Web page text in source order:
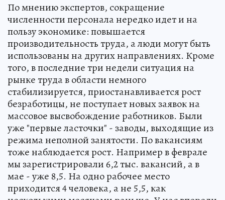
По мнению экспертов, сокращение
численности персонала нередко идет и на
пользу экономике: повышается
производительность труда, а люди могут быть
использованы на других направлениях. Кроме
того, в последние три недели ситуация на
рынке труда в области немного
стабилизируется, приостанавливается рост
безработицы, не поступает новых заявок на
массовое высвобождение работников. Были
уже "первые ласточки" - заводы, выходящие из
режима неполной занятости. По вакансиям
тоже наблюдается рост. Например в феврале
мы зарегистрировали 6,2 тыс. вакансий, а в
мае - уже 8,5. На одно рабочее место
приходится 4 человека, а не 5,5, как